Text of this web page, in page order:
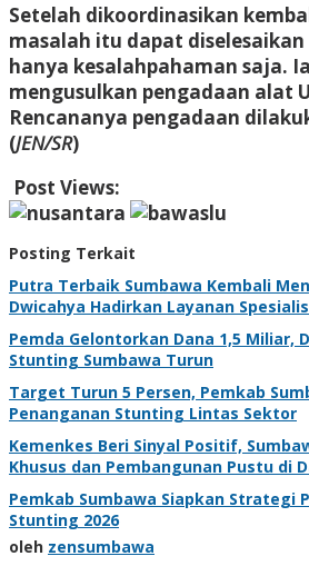
Setelah dikoordinasikan
masalah itu dapat
hanya kesalahpahaman saja.
mengusulkan pengadaan alat
Rencananya pengadaan
(JEN/SR)
Post Views:
Posting Terkait
Putra Terbaik Sumbawa Kembali
Dwicahya Hadirkan Layanan
Pemda Gelontorkan Dana 1,5 Miliar,
Stunting Sumbawa Turun
Target Turun 5 Persen, Pemkab
Penanganan Stunting Lintas Sektor
Kemenkes Beri Sinyal Positif,
Khusus dan Pembangunan Pustu di
Pemkab Sumbawa Siapkan Strategi
Stunting 2026
oleh zensumbawa